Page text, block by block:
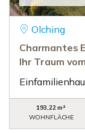
Olching
Charmantes
Ihr Traum
193,22 m²
WOHNFLÄCHE